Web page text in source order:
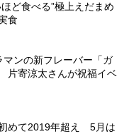
ど食べる”極上えだまめ
食
ンの新フレーバー「ガ
片寄涼太さんが祝福イベ
めて2019年超え 5月は